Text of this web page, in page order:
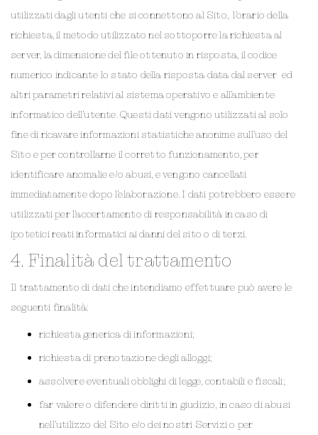
utilizzati dagli utenti che si connettono al Sito, l’orario della
richiesta, il metodo utilizzato nel sottoporre la richiesta al
server, la dimensione del file ottenuto in risposta, il codice
numerico indicante lo stato della risposta data dal server ed
altri parametri relativi al sistema operativo e all’ambiente
informatico dell’utente. Questi dati vengono utilizzati al solo
fine di ricavare informazioni statistiche anonime sull’uso del
Sito e per controllarne il corretto funzionamento, per
identificare anomalie e/o abusi, e vengono cancellati
immediatamente dopo l’elaborazione. I dati potrebbero essere
utilizzati per l’accertamento di responsabilità in caso di
ipotetici reati informatici ai danni del sito o di terzi.
4. Finalità del trattamento
Il trattamento di dati che intendiamo effettuare può avere le
seguenti finalità:
richiesta generica di informazioni;
richiesta di prenotazione degli alloggi;
assolvere eventuali obblighi di legge, contabili e fiscali;
far valere o difendere diritti in giudizio, in caso di abusi
nell’utilizzo del Sito e/o dei nostri Servizi o per